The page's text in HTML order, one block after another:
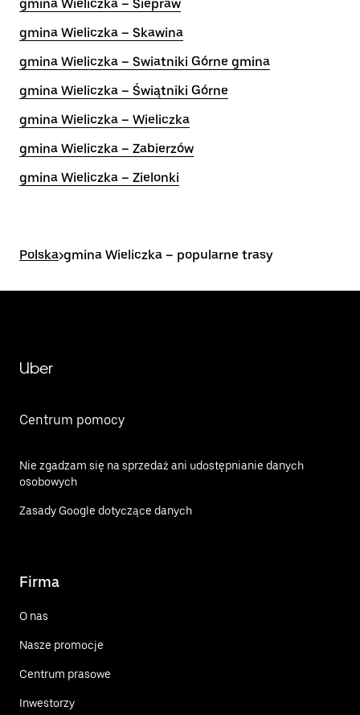
gmina Wieliczka – Siepraw
gmina Wieliczka – Skawina
gmina Wieliczka – Swiatniki Górne gmina
gmina Wieliczka – Świątniki Górne
gmina Wieliczka – Wieliczka
gmina Wieliczka – Zabierzów
gmina Wieliczka – Zielonki
Polska>gmina Wieliczka – popularne trasy
Uber
Centrum pomocy
Nie zgadzam się na sprzedaż ani udostępnianie danych
osobowych
Zasady Google dotyczące danych
Firma
O nas
Nasze promocje
Centrum prasowe
Inwestorzy